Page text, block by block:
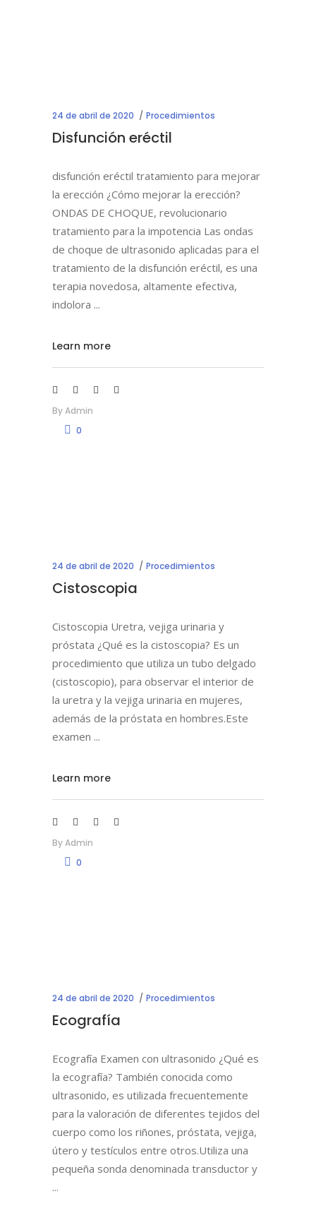
24 de abril de 2020 Procedimientos
Disfunción eréctil
disfunción eréctil tratamiento para mejorar
la erección ¿Cómo mejorar la erección?
ONDAS DE CHOQUE, revolucionario
tratamiento para la impotencia Las ondas
de choque de ultrasonido aplicadas para el
tratamiento de la disfunción eréctil, es una
terapia novedosa, altamente efectiva,
indolora
Learn more
ByAdmin
0
24 de abril de 2020 Procedimientos
Cistoscopia
Cistoscopia Uretra, vejiga urinaria y
próstata ¿Qué es la cistoscopia? Es un
procedimiento que utiliza un tubo delgado
(cistoscopio), para observar el interior de
la uretra y la vejiga urinaria en mujeres,
además de la próstata en hombres.Este
examen
Learn more
ByAdmin
0
24 de abril de 2020 Procedimientos
Ecografía
Ecografía Examen con ultrasonido ¿Qué es
la ecografía? También conocida como
ultrasonido, es utilizada frecuentemente
para la valoración de diferentes tejidos del
cuerpo como los riñones, próstata, vejiga,
útero y testículos entre otros.Utiliza una
pequeña sonda denominada transductor y